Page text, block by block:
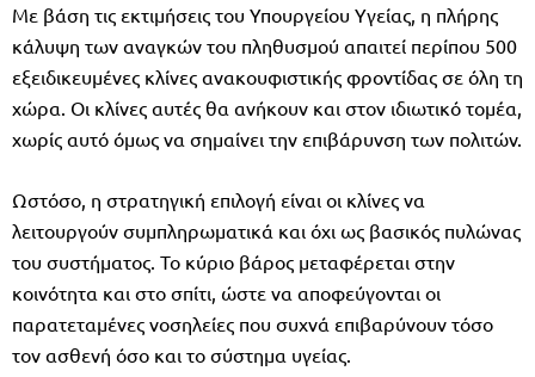
Με βάση τις εκτιμήσεις του Υπουργείου Υγείας, η πλήρης
κάλυψη των αναγκών του πληθυσμού απαιτεί περίπου 500
εξειδικευμένες κλίνες ανακουφιστικής φροντίδας σε όλη τη
χώρα. Οι κλίνες αυτές θα ανήκουν και στον ιδιωτικό τομέα,
χωρίς αυτό όμως να σημαίνει την επιβάρυνση των πολιτών.
Ωστόσο, η στρατηγική επιλογή είναι οι κλίνες να
λειτουργούν συμπληρωματικά και όχι ως βασικός πυλώνας
του συστήματος. Το κύριο βάρος μεταφέρεται στην
κοινότητα και στο σπίτι, ώστε να αποφεύγονται οι
παρατεταμένες νοσηλείες που συχνά επιβαρύνουν τόσο
τον ασθενή όσο και το σύστημα υγείας.